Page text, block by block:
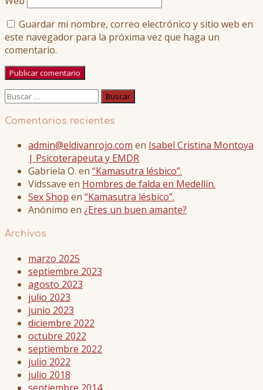
Guardar mi nombre, correo electrónico y sitio web en
este navegador para la próxima vez que haga un
comentario.
Buscar:
Comentarios recientes
admin@eldivanrojo.com en Isabel Cristina Montoya
| Psicoterapeuta y EMDR
Gabriela O. en “Kamasutra lésbico”.
Vidssave en Hombres de falda en Medellín.
Sex Shop en “Kamasutra lésbico”.
Anónimo en ¿Eres un buen amante?
Archivos
marzo 2025
septiembre 2023
agosto 2023
julio 2023
junio 2023
diciembre 2022
octubre 2022
septiembre 2022
julio 2022
julio 2018
septiembre 2014